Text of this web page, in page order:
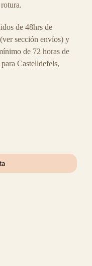
de 48hrs de
sección envíos) y
de 72 horas de
Castelldefels,